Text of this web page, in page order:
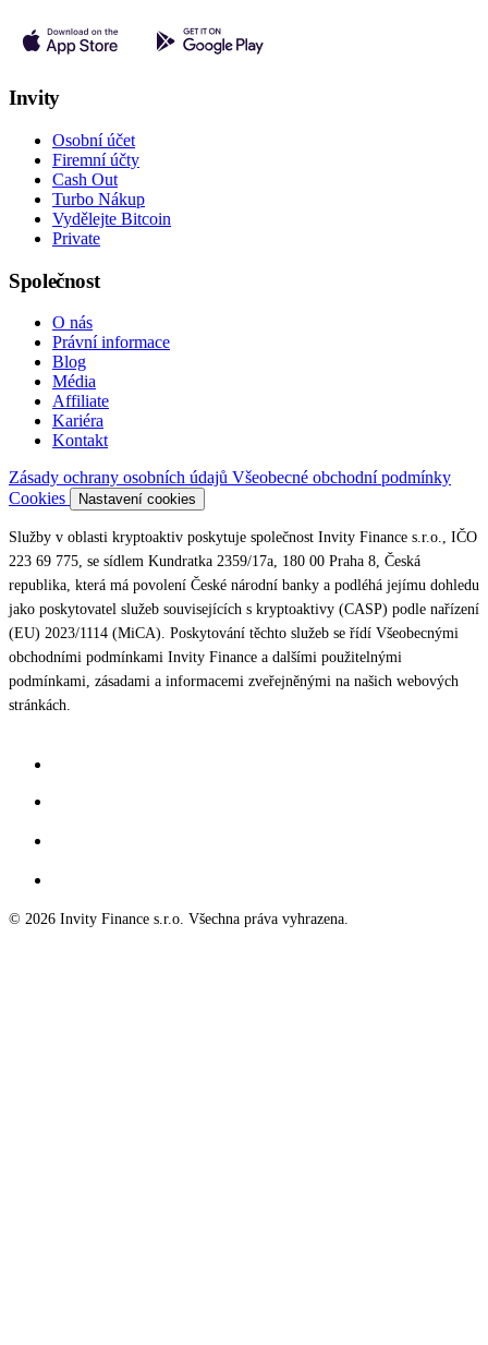
Invity
Osobní účet
Firemní účty
Cash Out
Turbo Nákup
Vydělejte Bitcoin
Private
Společnost
O nás
Právní informace
Blog
Média
Affiliate
Kariéra
Kontakt
Zásady ochrany osobních údajů Všeobecné obchodní podmínky
Cookies
Nastavení cookies
Služby v oblasti kryptoaktiv poskytuje společnost Invity Finance s.r.o., IČO
223 69 775, se sídlem Kundratka 2359/17a, 180 00 Praha 8, Česká
republika, která má povolení České národní banky a podléhá jejímu dohledu
jako poskytovatel služeb souvisejících s kryptoaktivy (CASP) podle nařízení
(EU) 2023/1114 (MiCA). Poskytování těchto služeb se řídí Všeobecnými
obchodními podmínkami Invity Finance a dalšími použitelnými
podmínkami, zásadami a informacemi zveřejněnými na našich webových
stránkách.
© 2026 Invity Finance s.r.o. Všechna práva vyhrazena.